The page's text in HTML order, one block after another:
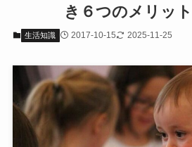
き６つのメリッ
生活知識 2017-10-15 2025-11-25